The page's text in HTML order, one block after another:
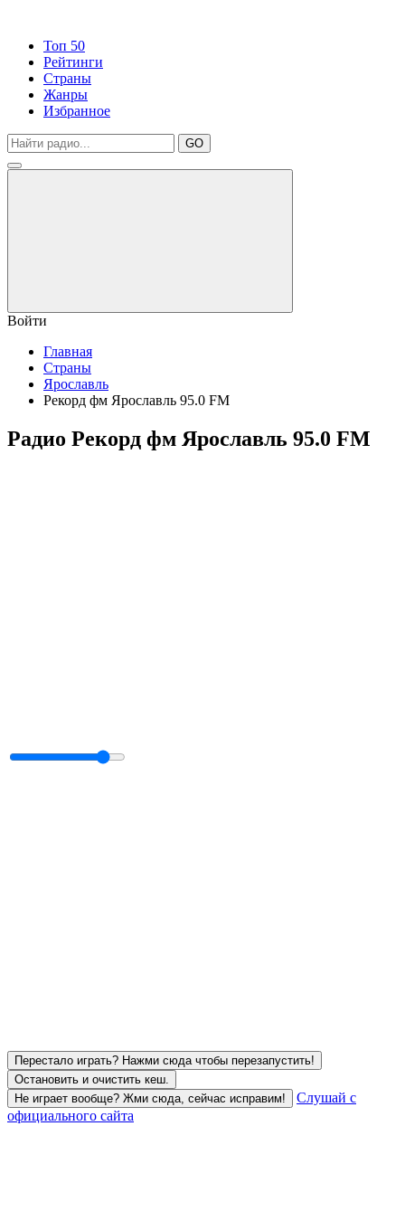
Топ 50
Рейтинги
Страны
Жанры
Избранное
GO
Войти
Главная
Страны
Ярославль
Рекорд фм Ярославль 95.0 FM
Радио Рекорд фм Ярославль 95.0 FM
Перестало играть? Нажми сюда чтобы перезапустить!
Остановить и очистить кеш.
Не играет вообще? Жми сюда, сейчас исправим!
Слушай с
официального сайта